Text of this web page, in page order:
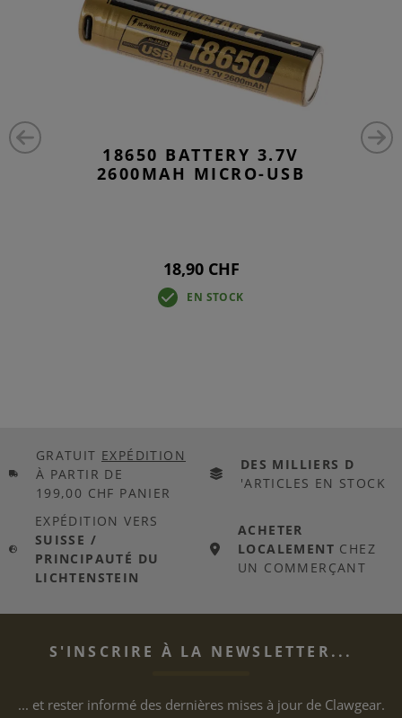
18650 BATTERY 3.7V
2600MAH MICRO-USB
18,90 CHF
EN STOCK
GRATUIT EXPÉDITION
À PARTIR DE
199,00 CHF PANIER
DES MILLIERS D
'ARTICLES EN STOCK
EXPÉDITION VERS
SUISSE /
PRINCIPAUTÉ DU
LICHTENSTEIN
ACHETER
LOCALEMENT CHEZ
UN COMMERÇANT
S'INSCRIRE À LA NEWSLETTER...
... et rester informé des dernières mises à jour de Clawgear.